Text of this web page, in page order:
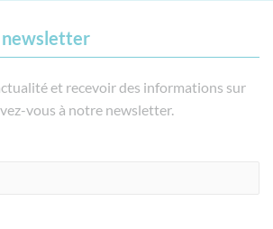
newsletter
et recevoir des informations sur
vous à notre newsletter.